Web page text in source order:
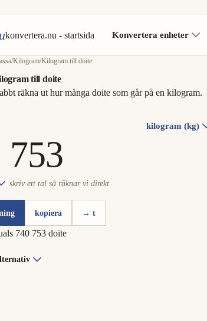
konvertera.nu - startsida Konvertera enheter
/Kilogram/Kilogram till doite
till doite
räkna ut hur många doite som går på en kilogram.
kilogram (kg)
skriv ett tal så räknar vi direkt
kopiera → t
740 753 doite